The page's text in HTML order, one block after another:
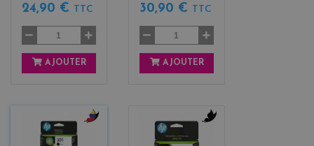
24,90 € TTC
AJOUTER
30,90 € TTC
AJOUTER